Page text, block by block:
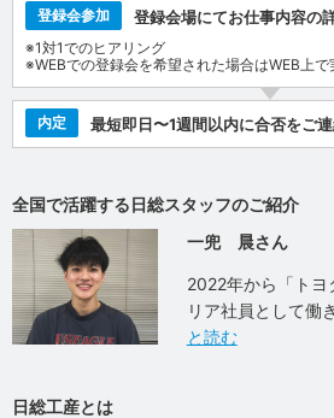
登録会参加 登録会場にてお仕事内容の
※1対1でのヒアリング
※WEBでの登録会を希望された場合はWEB上で
内定 最短即日〜1週間以内に合否をご
全国で活躍する日総スタッフのご紹介
一兜 晨さん
2022年から「トヨ
リア社員として働
と読む
日総工産とは